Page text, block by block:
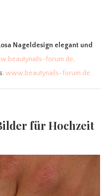
Nageldesign elegant und
forum.de.
www.beautynails-forum.de
für Hochzeit